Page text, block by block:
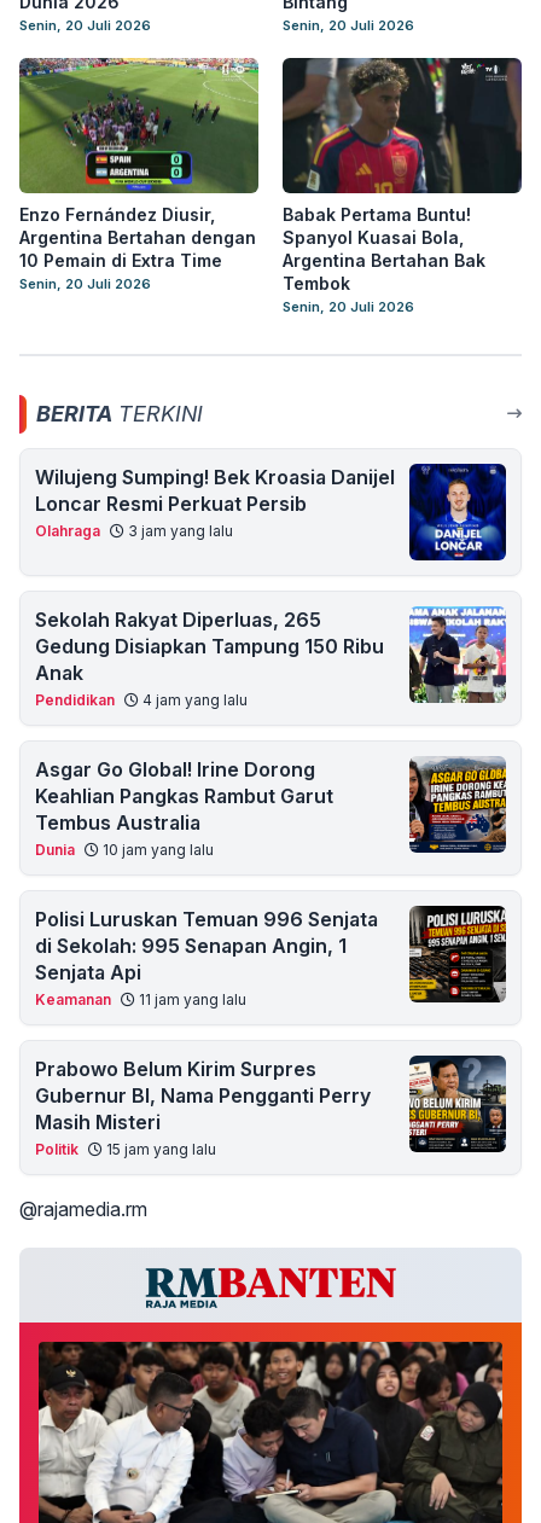
Senin, 20 Juli 2026 Senin, 20 Juli 2026
Enzo Fernández Diusir,
Argentina Bertahan dengan
10 Pemain di Extra Time
Senin, 20 Juli 2026
Babak Pertama Buntu!
Spanyol Kuasai Bola,
Argentina Bertahan Bak
Tembok
Senin, 20 Juli 2026
BERITA TERKINI
Wilujeng Sumping! Bek Kroasia Danijel
Loncar Resmi Perkuat Persib
Olahraga 3 jam yang lalu
Sekolah Rakyat Diperluas, 265
Gedung Disiapkan Tampung 150 Ribu
Anak
Pendidikan 4 jam yang lalu
Asgar Go Global! Irine Dorong
Keahlian Pangkas Rambut Garut
Tembus Australia
Dunia 10 jam yang lalu
Polisi Luruskan Temuan 996 Senjata
di Sekolah: 995 Senapan Angin, 1
Senjata Api
Keamanan 11 jam yang lalu
Prabowo Belum Kirim Surpres
Gubernur BI, Nama Pengganti Perry
Masih Misteri
Politik 15 jam yang lalu
@rajamedia.rm